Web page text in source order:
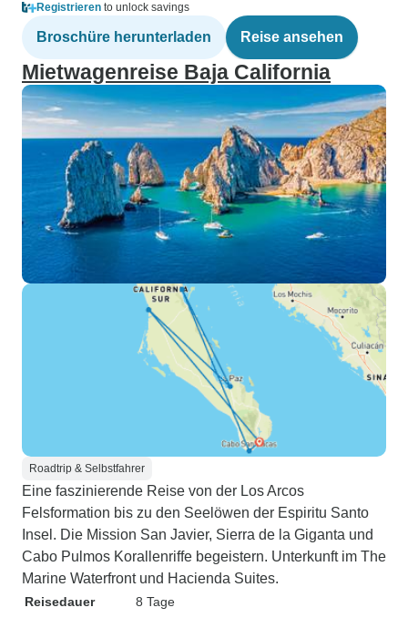
Registrieren to unlock savings
Broschüre herunterladen Reise ansehen
Mietwagenreise Baja California
Roadtrip & Selbstfahrer
Eine faszinierende Reise von der Los Arcos
Felsformation bis zu den Seelöwen der Espiritu Santo
Insel. Die Mission San Javier, Sierra de la Giganta und
Cabo Pulmos Korallenriffe begeistern. Unterkunft im The
Marine Waterfront und Hacienda Suites.
Reisedauer 8 Tage